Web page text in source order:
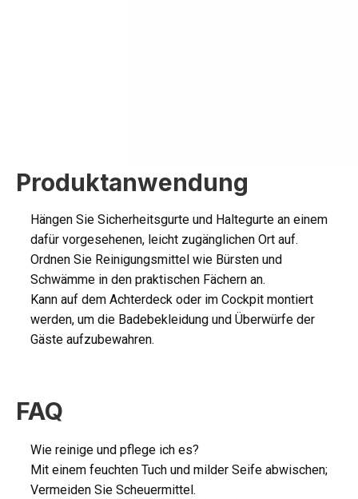
Produktanwendung
Hängen Sie Sicherheitsgurte und Haltegurte an einem
dafür vorgesehenen, leicht zugänglichen Ort auf.
Ordnen Sie Reinigungsmittel wie Bürsten und
Schwämme in den praktischen Fächern an.
Kann auf dem Achterdeck oder im Cockpit montiert
werden, um die Badebekleidung und Überwürfe der
Gäste aufzubewahren.
FAQ
Wie reinige und pflege ich es?
Mit einem feuchten Tuch und milder Seife abwischen;
Vermeiden Sie Scheuermittel.